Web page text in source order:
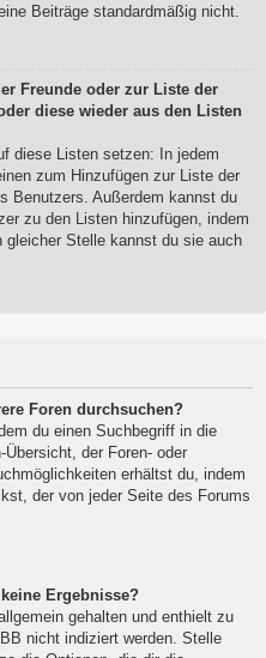
Beiträge standardmäßig nicht.
Freunde oder zur Liste der
diese wieder aus den Listen
diese Listen setzen: In jedem
zum Hinzufügen zur Liste der
Benutzers. Außerdem kannst du
zu den Listen hinzufügen, indem
gleicher Stelle kannst du sie auch
Foren durchsuchen?
du einen Suchbegriff in die
der Foren- oder
erhältst du, indem
der von jeder Seite des Forums
Ergebnisse?
gehalten und enthielt zu
nicht indiziert werden. Stelle